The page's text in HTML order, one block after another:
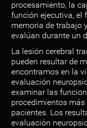
procesamiento, la
función ejecutiva, el
memoria de trabajo
evalúan durante un
La lesión cerebral
pueden resultar de
encontramos en la
evaluación
examinar las
procedimientos
pacientes. Los
evaluación